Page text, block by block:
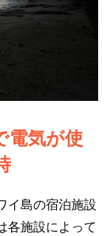
電気が使
イ島の宿泊施設
各施設によって